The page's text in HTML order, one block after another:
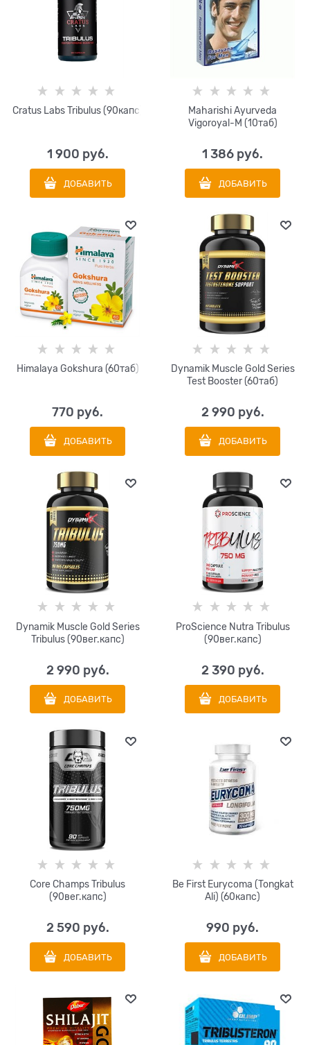
Cratus Labs Tribulus (90капс)
1 900 руб.
ДОБАВИТЬ
Maharishi Ayurveda
Vigoroyal-M (10таб)
1 386 руб.
ДОБАВИТЬ
Himalaya Gokshura (60таб)
770 руб.
ДОБАВИТЬ
Dynamik Muscle Gold Series
Test Booster (60таб)
2 990 руб.
ДОБАВИТЬ
Dynamik Muscle Gold Series
Tribulus (90вег.капс)
2 990 руб.
ДОБАВИТЬ
ProScience Nutra Tribulus
(90вег.капс)
2 390 руб.
ДОБАВИТЬ
Core Champs Tribulus
(90вег.капс)
2 590 руб.
ДОБАВИТЬ
Be First Eurycoma (Tongkat
Ali) (60капс)
990 руб.
ДОБАВИТЬ